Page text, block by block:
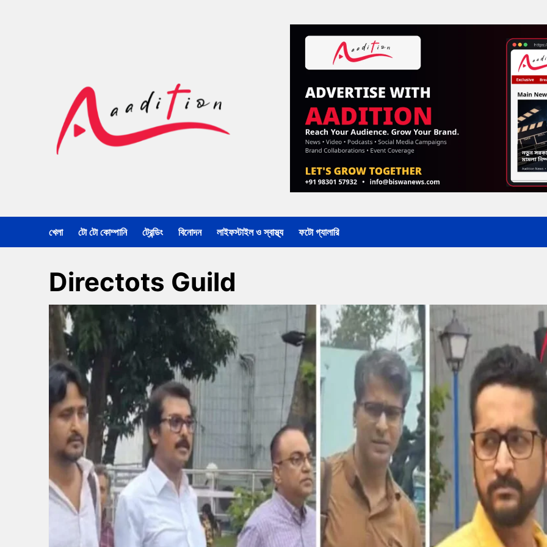
খেলা টো টো কোম্পানি ট্রেন্ডিং বিনোদন লাইফস্টাইল ও স্বাস্থ্য ফটো গ্যালারি
Directots Guild